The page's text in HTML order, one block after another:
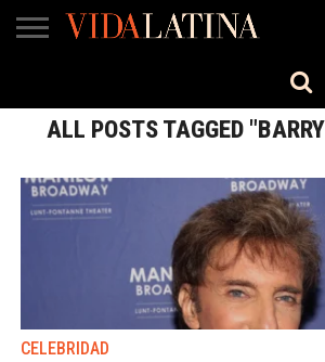
TV
ALL POSTS TAGGED
CELEBRIDAD